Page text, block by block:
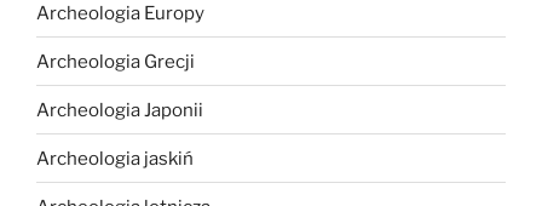
Archeologia Europy
Archeologia Grecji
Archeologia Japonii
Archeologia jaskiń